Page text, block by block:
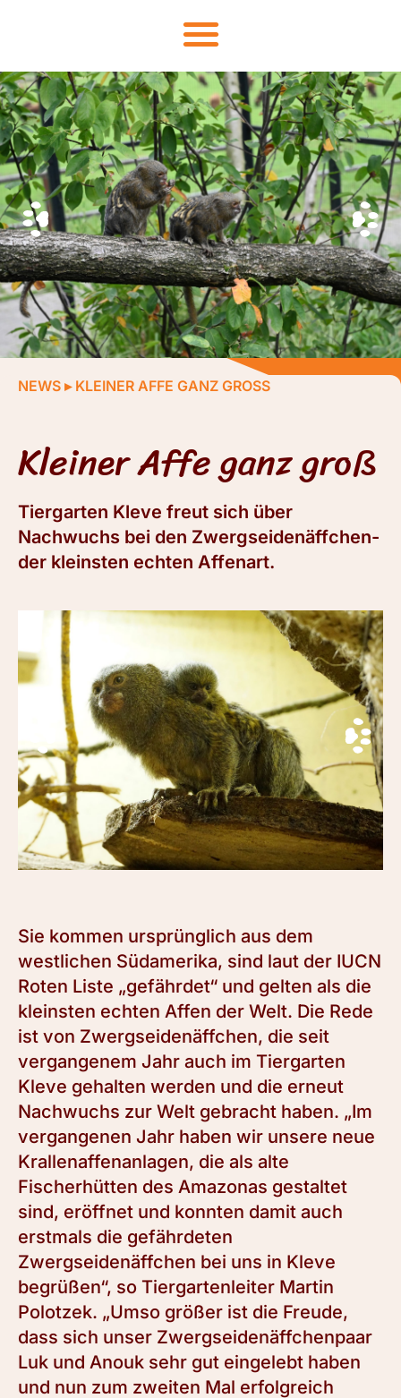
NEWS ▸ KLEINER AFFE GANZ GROSS
Kleiner Affe ganz groß
Tiergarten Kleve freut sich über
Nachwuchs bei den Zwergseidenäffchen-
der kleinsten echten Affenart.
Sie kommen ursprünglich aus dem
westlichen Südamerika, sind laut der IUCN
Roten Liste „gefährdet“ und gelten als die
kleinsten echten Affen der Welt. Die Rede
ist von Zwergseidenäffchen, die seit
vergangenem Jahr auch im Tiergarten
Kleve gehalten werden und die erneut
Nachwuchs zur Welt gebracht haben. „Im
vergangenen Jahr haben wir unsere neue
Krallenaffenanlagen, die als alte
Fischerhütten des Amazonas gestaltet
sind, eröffnet und konnten damit auch
erstmals die gefährdeten
Zwergseidenäffchen bei uns in Kleve
begrüßen“, so Tiergartenleiter Martin
Polotzek. „Umso größer ist die Freude,
dass sich unser Zwergseidenäffchenpaar
Luk und Anouk sehr gut eingelebt haben
und nun zum zweiten Mal erfolgreich